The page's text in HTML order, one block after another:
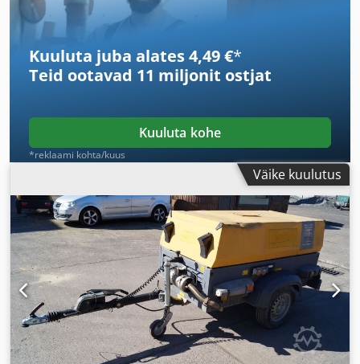
Kuuluta juba alates 4,49 €*
Teid ootavad 11 miljonit ostjat
Kuuluta kohe
*reklaami kohta/kuus
Väike kuulutus